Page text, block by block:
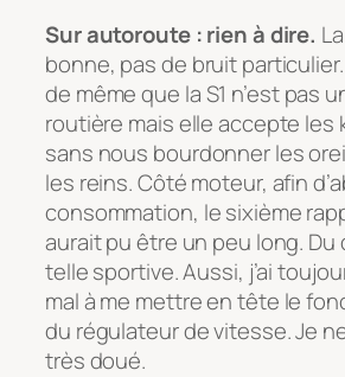
Sur autoroute : rien à dire.
bonne, pas de bruit
de même que la S1 n’est pas
routière mais elle accepte les
sans nous bourdonner les
les reins. Côté moteur, afin
consommation, le sixième
aurait pu être un peu long. Du
telle sportive. Aussi, j’ai
mal à me mettre en tête le
du régulateur de vitesse. Je
très doué.